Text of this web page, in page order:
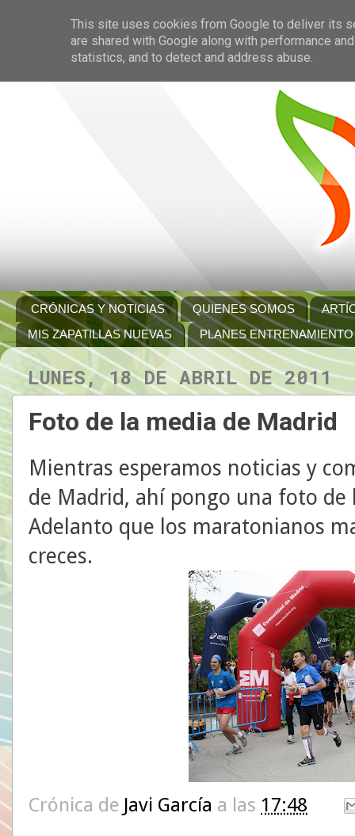
CRÓNICAS Y NOTICIAS QUIENES SOMOS
MIS ZAPATILLAS NUEVAS
PLANES ENTRENAMIENTO
LUNES, 18 DE ABRIL DE 2011
Foto de la media de Madrid
Mientras esperamos noticias y
de Madrid, ahí pongo una foto de
Adelanto que los maratonianos
creces.
Crónica de Javi García a las 17:48
This site uses cookies from Google to deliver its
are shared with Google along with performance
statistics, and to detect and address abuse.